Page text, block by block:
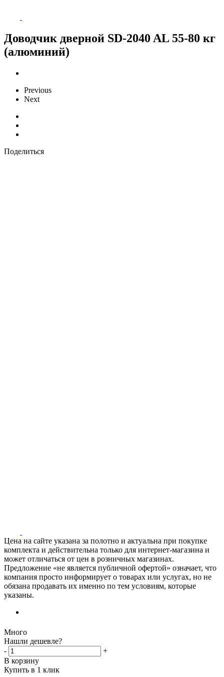
Доводчик дверной SD-2040 AL 55-80 кг
(алюминий)
Previous
Next
Поделиться
Цена на сайте указана за полотно и актуальна при покупке
комплекта и действительна только для интернет-магазина и
может отличаться от цен в розничных магазинах.
Предложение «не является публичной офертой» означает, что
компания просто информирует о товарах или услугах, но не
обязана продавать их именно по тем условиям, которые
указаны.
Много
Нашли дешевле?
-
+
В корзину
Купить в 1 клик